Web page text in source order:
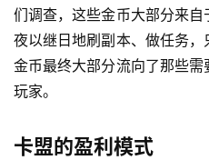
们调查，这些金币大部分来
夜以继日地刷副本、做任务
金币最终大部分流向了那些
玩家。
卡盟的盈利模式